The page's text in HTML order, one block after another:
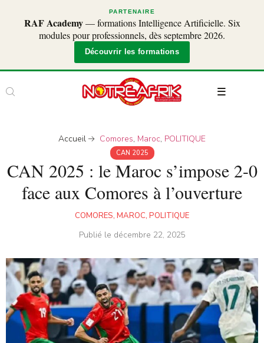
PARTENAIRE
RAF Academy— formations Intelligence Artificielle. Six
modules pour professionnels, dès septembre 2026.
Découvrir les formations
Accueil Comores, Maroc, POLITIQUE
CAN 2025
CAN 2025 : le Maroc s’impose 2-0
face aux Comores à l’ouverture
COMORES, MAROC, POLITIQUE
Publié le décembre 22, 2025